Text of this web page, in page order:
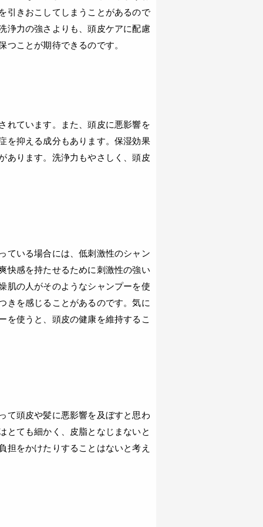
引きおこしてしまうことがあるので
浄力の強さよりも、頭皮ケアに配慮
ことが期待できるのです。
れています。また、頭皮に悪影響を
を抑える成分もあります。保湿効果
あります。洗浄力もやさしく、頭皮
ている場合には、低刺激性のシャン
快感を持たせるために刺激性の強い
肌の人がそのようなシャンプーを使
きを感じることがあるのです。気に
を使うと、頭皮の健康を維持するこ
て頭皮や髪に悪影響を及ぼすと思わ
とても細かく、皮脂となじまないと
担をかけたりすることはないと考え